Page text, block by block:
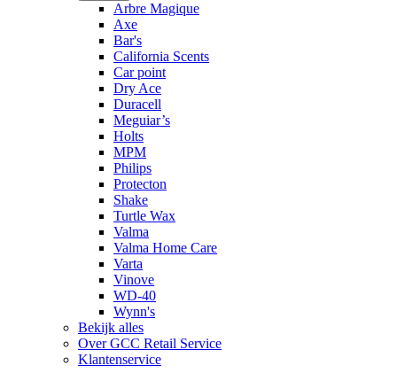
Arbre Magique
Axe
Bar's
California Scents
Car point
Dry Ace
Duracell
Meguiar’s
Holts
MPM
Philips
Protecton
Shake
Turtle Wax
Valma
Valma Home Care
Varta
Vinove
WD-40
Wynn's
Bekijk alles
Over GCC Retail Service
Klantenservice